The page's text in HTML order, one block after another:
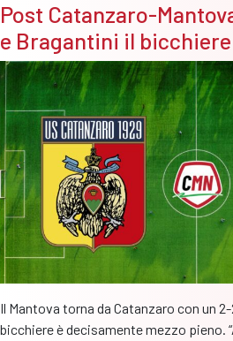
Post Catanzaro-
e Bragantini il
Il Mantova torna da Catanzaro con un
bicchiere è decisamente mezzo pieno.